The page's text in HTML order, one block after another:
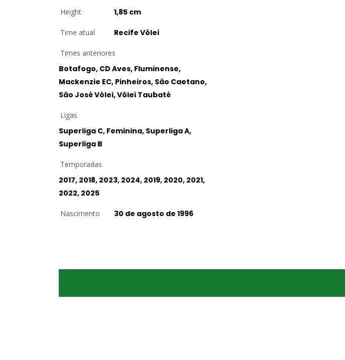
Height 1,85 cm
Time atual Recife Vôlei
Times anteriores
Botafogo, CD Aves, Fluminense,
Mackenzie EC, Pinheiros, São Caetano,
São José Vôlei, Vôlei Taubaté
Ligas
Superliga C, Feminina, Superliga A,
Superliga B
Temporadas
2017, 2018, 2023, 2024, 2019, 2020, 2021,
2022, 2025
Nascimento 30 de agosto de 1996